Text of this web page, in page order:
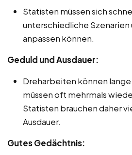
Statisten müssen sich
unterschiedliche Szenarien
anpassen können.
Geduld und Ausdauer:
Dreharbeiten können lange
müssen oft mehrmals
Statisten brauchen daher
Ausdauer.
Gutes Gedächtnis: